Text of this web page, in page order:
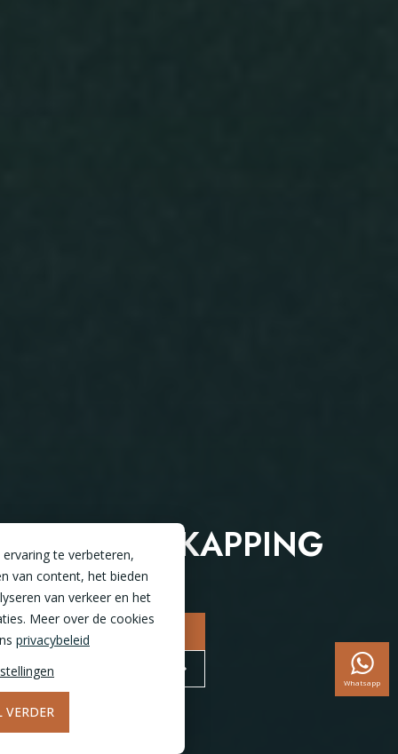
TUINOVERKAPPING
NAAR CONFIGURATOR
BEZOEK DE SHOWROOM
Whatsapp
te verbeteren,
van content, het bieden
van verkeer en het
Meer over de cookies
privacybeleid
VERDER